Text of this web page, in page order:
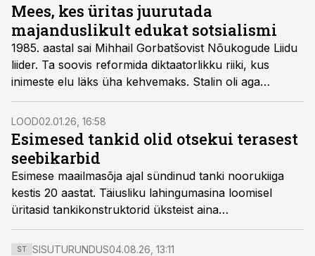
Mees, kes üritas juurutada
majanduslikult edukat sotsialismi
1985. aastal sai Mihhail Gorbatšovist Nõukogude Liidu
liider. Ta soovis reformida diktaatorlikku riiki, kus
inimeste elu läks üha kehvemaks. Stalin oli aga
suurriigi vundamendi alla jätnud tiksuva pommi.
LOOD02.01.26, 16:58
Esimesed tankid olid otsekui terasest
seebikarbid
Esimese maailmasõja ajal sündinud tanki noorukiiga
kestis 20 aastat. Täiusliku lahingumasina loomisel
üritasid tankikonstruktorid üksteist aina
kummalisemate ideede ja leiutistega üle trumbata.
ST SISUTURUNDUS04.08.26, 13:11